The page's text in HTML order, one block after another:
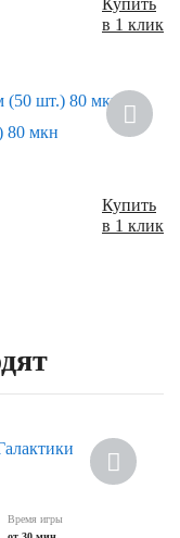
в 1 клик
80 мкн
Купить
в 1 клик
Время игры